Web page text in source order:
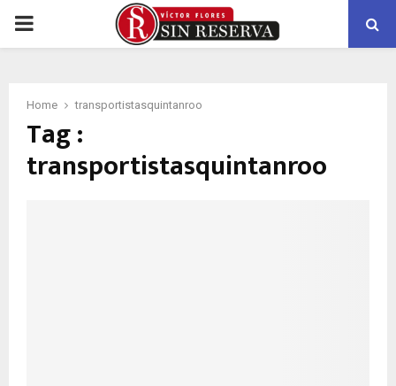
PRIMARY
Home transportistasquintanroo
Tag :
transportistasquintanroo